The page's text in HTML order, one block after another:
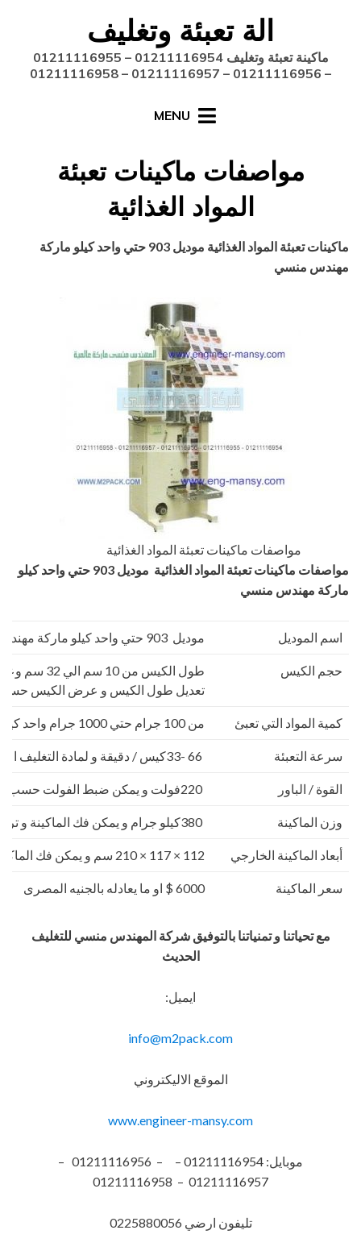
content
الة تعبئة وتغليف
ماكينة تعبئة وتغليف 01211116954 – 01211116955
– 01211116956 – 01211116957 – 01211116958
MENU
مواصفات ماكينات تعبئة
المواد الغذائية
on
ماكينات تعبئة المواد الغذائية موديل 903 حتي واحد كيلو ماركة
مهندس منسي
مواصفات ماكينات تعبئة المواد الغذائية
مواصفات ماكينات تعبئة المواد الغذائية
موديل 903 حتي واحد كيلو
ماركة مهندس منسي
اسم الموديل موديل 903 حتي واحد كيلو ماركة مهندس منسي
حجم الكيس
تعديل طول الكيس و عرض الكيس حسب
كمية المواد التي تعبئ من 100 جرام حتي 1000 جرام واحد كيلو
سرعة التعبئة
القوة / الباور 220فولت و يمكن ضبط الفولت حسب الكهرباء المتاحه 2.5 كيلو وات
وزن الماكينة 380كيلو جرام و يمكن فك الماكينة و تركيبها في اي مكان
أبعاد الماكينة الخارجي 112 × 117 × 210 سم و يمكن فك الماكينة و تركيبها في اي مكان
سعر الماكينة 6000 $ او ما يعادله بالجنيه المصرى
مع تحياتنا و تمنياتنا بالتوفيق شركة المهندس منسي للتغليف
الحديث
ايميل:
info@m2pack.com
الموقع الاليكتروني
www.engineer-mansy.com
موبايل: 01211116954 – – 01211116956 –
01211116957 – 01211116958
تليفون ارضي 0225880056